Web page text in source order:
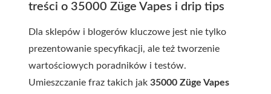
treści o 35000 Züge Vapes i drip tips
Dla sklepów i blogerów kluczowe jest nie tylko
prezentowanie specyfikacji, ale też tworzenie
wartościowych poradników i testów.
Umieszczanie fraz takich jak 35000 Züge Vapes